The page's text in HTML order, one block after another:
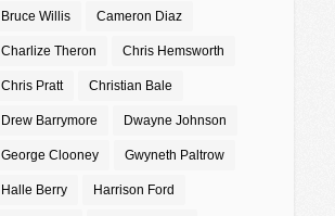
Bruce Willis Cameron Diaz
Charlize Theron Chris Hemsworth
Chris Pratt Christian Bale
Drew Barrymore Dwayne Johnson
George Clooney Gwyneth Paltrow
Halle Berry Harrison Ford